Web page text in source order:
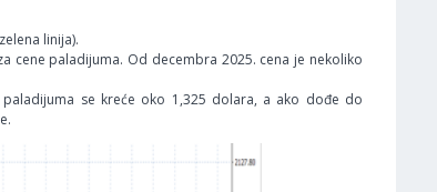
linija).
cene paladijuma. Od decembra 2025. cena je nekoliko
paladijuma se kreće oko 1,325 dolara, a ako dođe do